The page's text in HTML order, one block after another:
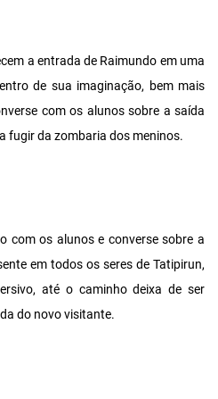
a entrada de Raimundo em uma
de sua imaginação, bem mais
com os alunos sobre a saída
fugir da zombaria dos meninos.
com os alunos e converse sobre a
em todos os seres de Tatipirun,
até o caminho deixa de ser
do novo visitante.